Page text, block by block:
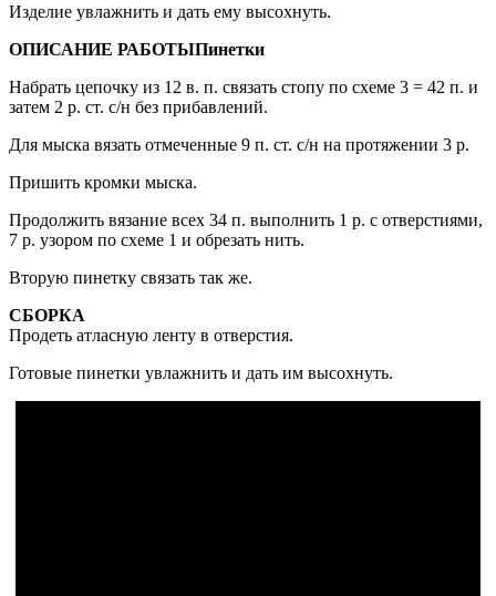
Изделие увлажнить и дать ему высохнуть.
ОПИСАНИЕ РАБОТЫПинетки
Набрать цепочку из 12 в. п. связать стопу по схеме 3 = 42 п. и
затем 2 р. ст. с/н без прибавлений.
Для мыска вязать отмеченные 9 п. ст. с/н на протяжении 3 р.
Пришить кромки мыска.
Продолжить вязание всех 34 п. выполнить 1 р. с отверстиями,
7 р. узором по схеме 1 и обрезать нить.
Вторую пинетку связать так же.
СБОРКА
Продеть атласную ленту в отверстия.
Готовые пинетки увлажнить и дать им высохнуть.